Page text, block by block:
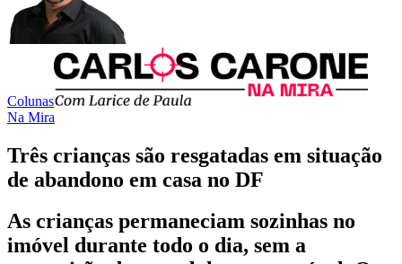
Colunas
Na Mira
Três crianças são resgatadas em situação
de abandono em casa no DF
As crianças permaneciam sozinhas no
imóvel durante todo o dia, sem a